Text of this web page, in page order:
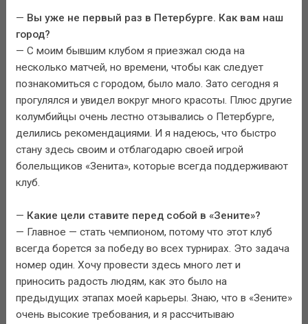
— Вы уже не первый раз в Петербурге. Как вам наш
город?
— С моим бывшим клубом я приезжал сюда на
несколько матчей, но времени, чтобы как следует
познакомиться с городом, было мало. Зато сегодня я
прогулялся и увидел вокруг много красоты. Плюс другие
колумбийцы очень лестно отзывались о Петербурге,
делились рекомендациями. И я надеюсь, что быстро
стану здесь своим и отблагодарю своей игрой
болельщиков «Зенита», которые всегда поддерживают
клуб.
— Какие цели ставите перед собой в «Зените»?
— Главное — стать чемпионом, потому что этот клуб
всегда борется за победу во всех турнирах. Это задача
номер один. Хочу провести здесь много лет и
приносить радость людям, как это было на
предыдущих этапах моей карьеры. Знаю, что в «Зените»
очень высокие требования, и я рассчитываю